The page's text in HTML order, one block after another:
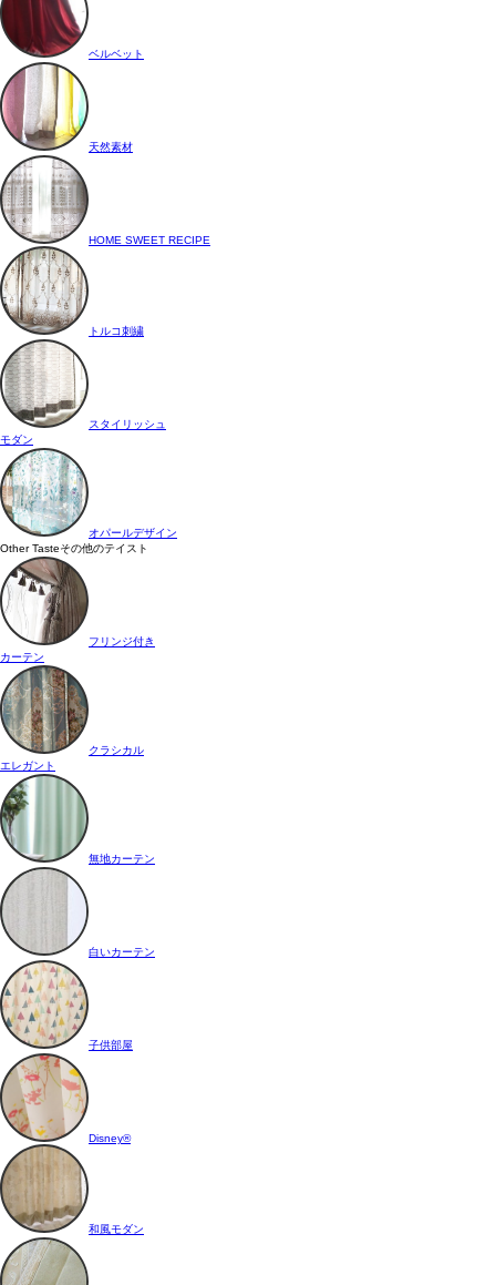
ベルベット
天然素材
HOME SWEET RECIPE
トルコ刺繍
スタイリッシュ
モダン
オパールデザイン
Other Tasteその他のテイスト
フリンジ付き
カーテン
クラシカル
エレガント
無地カーテン
白いカーテン
子供部屋
Disney®
和風モダン